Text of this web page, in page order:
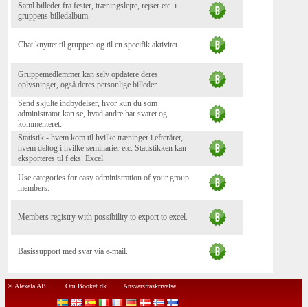
Saml billeder fra fester, træningslejre, rejser etc. i
gruppens billedalbum.
Chat knyttet til gruppen og til en specifik aktivitet.
Gruppemedlemmer kan selv opdatere deres
oplysninger, også deres personlige billeder.
Send skjulte indbydelser, hvor kun du som
administrator kan se, hvad andre har svaret og
kommenteret.
Statistik - hvem kom til hvilke træninger i efteråret,
hvem deltog i hvilke seminarier etc. Statistikken kan
eksporteres til f.eks. Excel.
Use categories for easy administration of your group
members.
Members registry with possibility to export to excel.
Basissupport med svar via e-mail.
© Alexela AB Om Booket.dk Ansvarsfraskrivelse